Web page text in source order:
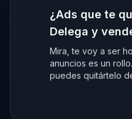
¿Ads que te
Delega y
Mira, te voy a ser
anuncios es un
puedes quitártelo